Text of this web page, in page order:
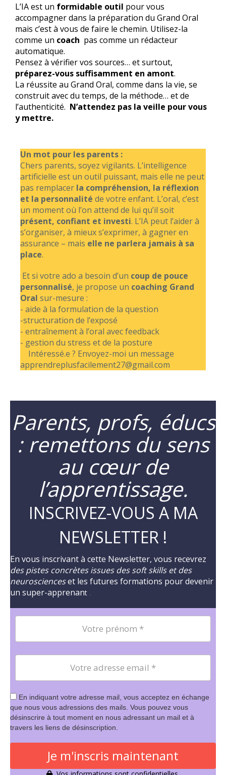
L’IA est un formidable outil pour vous
accompagner dans la préparation du Grand Oral
mais c’est à vous de faire le chemin. Utilisez-la
comme un coach pas comme un rédacteur
automatique.
Pensez à vérifier vos sources… et surtout,
préparez-vous suffisamment en amont.
La réussite au Grand Oral, comme dans la vie, se
construit avec du temps, de la méthode… et de
l’authenticité. N’attendez pas la veille pour vous
y mettre.
Un mot pour les parents :
Chers parents, soyez vigilants. L’intelligence
artificielle est un outil puissant, mais elle ne peut
pas remplacer la compréhension, la réflexion
et la personnalité de votre enfant. L’oral, c’est
un moment où l’on attend de lui qu’il soit
présent, confiant et investi. L’IA peut l’aider à
s’organiser, à mieux s’exprimer, à gagner en
assurance – mais elle ne parlera jamais à sa
place.
Et si votre ado a besoin d’un coup de pouce
personnalisé, je propose un coaching Grand
Oral sur-mesure :
- aide à la formulation de la question
-structuration de l’exposé
- entraînement à l’oral avec feedback
- gestion du stress et de la posture
Intéressé.e ? Envoyez-moi un message
apprendreplusfacilement27@gmail.com
Parents, profs, éducs
: remettons du sens
au cœur de
l’apprentissage.
INSCRIVEZ-VOUS A MA
NEWSLETTER !
En vous inscrivant à cette Newsletter, vous recevrez
des pistes concrètes issues des soft skills et des
neuroscienceset les futures formations pour devenir
un super-apprenant .
En indiquant votre adresse mail, vous acceptez en échange
que nous vous adressions des mails. Vous pouvez vous
désinscrire à tout moment en nous adressant un mail et à
travers les liens de désinscription.
Je m'inscris maintenant